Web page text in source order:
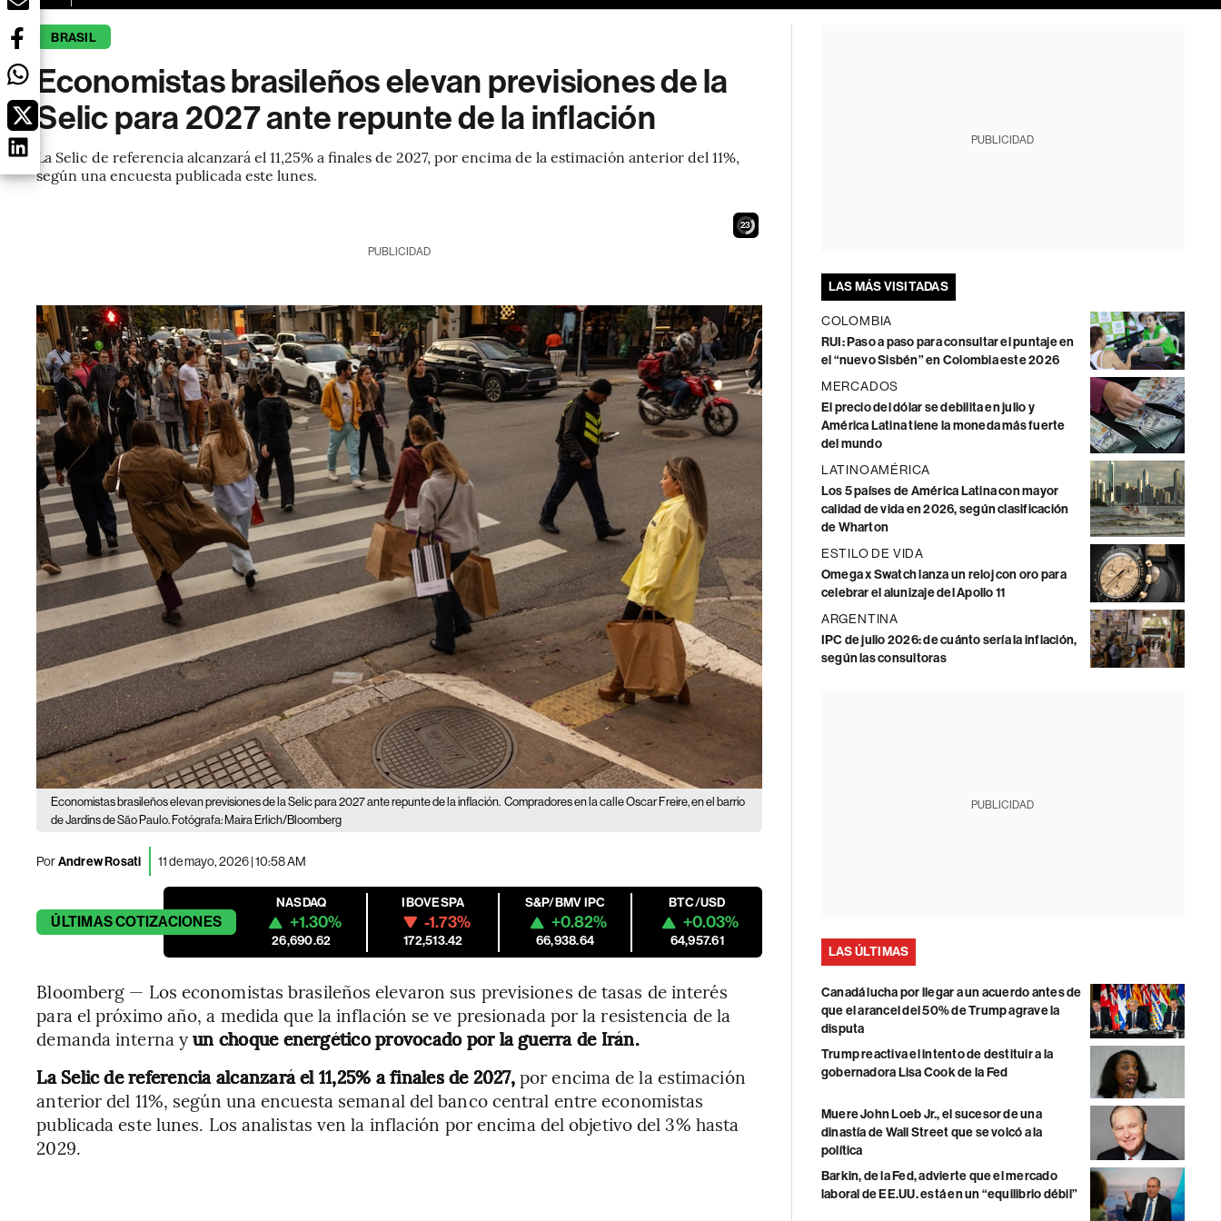
BRASIL
Economistas brasileños elevan previsiones de la
Selic para 2027 ante repunte de la inflación
La Selic de referencia alcanzará el 11,25% a finales de 2027, por encima de la estimación anterior del 11%,
según una encuesta publicada este lunes.
21
PUBLICIDAD
Economistas brasileños elevan previsiones de la Selic para 2027 ante repunte de la inflación. Compradores en la calle Oscar Freire, en el barrio
de Jardins de São Paulo. Fotógrafa: Maira Erlich/Bloomberg
PorAndrew Rosati 11 de mayo, 2026 | 10:58 AM
ÚLTIMASCOTIZACIONES
NASDAQ
+1.30%
26,690.62
IBOVESPA
-1.73%
172,513.42
S&P/BMV IPC
+0.82%
66,938.64
BTC/USD
+0.03%
64,957.61
Bloomberg — Los economistas brasileños elevaron sus previsiones de tasas de interés
para el próximo año, a medida que la inflación se ve presionada por la resistencia de la
demanda interna yun choque energético provocado por la guerra de Irán.
La Selic de referencia alcanzará el 11,25% a finales de 2027,por encima de la estimación
anterior del 11%, según una encuesta semanal del banco central entre economistas
publicada este lunes. Los analistas ven la inflación por encima del objetivo del 3% hasta
2029.
PUBLICIDAD
LAS MÁS VISITADAS
COLOMBIA
RUI: Paso a paso para consultar el puntaje en
el “nuevo Sisbén” en Colombia este 2026
MERCADOS
El precio del dólar se debilita en julio y
América Latina tiene la moneda más fuerte
del mundo
LATINOAMÉRICA
Los 5 países de América Latina con mayor
calidad de vida en 2026, según clasificación
de Wharton
ESTILO DE VIDA
Omega x Swatch lanza un reloj con oro para
celebrar el alunizaje del Apollo 11
ARGENTINA
IPC de julio 2026: de cuánto sería la inflación,
según las consultoras
PUBLICIDAD
LAS ÚLTIMAS
Canadá lucha por llegar a un acuerdo antes de
que el arancel del 50% de Trump agrave la
disputa
Trump reactiva el intento de destituir a la
gobernadora Lisa Cook de la Fed
Muere John Loeb Jr., el sucesor de una
dinastía de Wall Street que se volcó a la
política
Barkin, de la Fed, advierte que el mercado
laboral de EE.UU. está en un “equilibrio débil”